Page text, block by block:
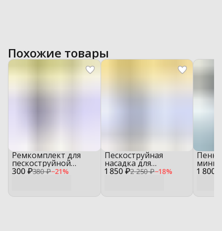
Похожие товары
300 ₽380 ₽−21%
Ремкомплект для
пескоструйной
насадки — SLK0101 1 850 ₽2 250 ₽−18%
Пескоструйная
насадка для
минимойки — SL01 1 800